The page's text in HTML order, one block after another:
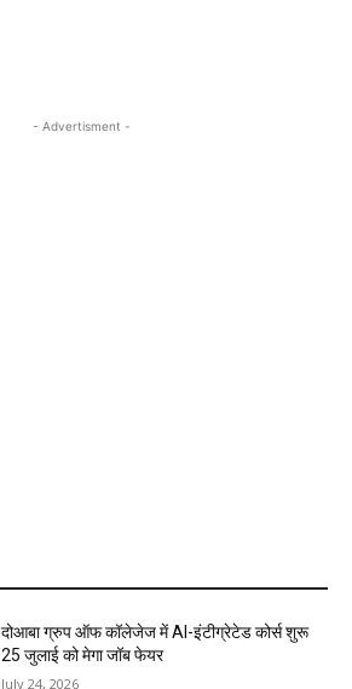
- Advertisment -
दोआबा ग्रुप ऑफ कॉलेजेज में AI-इंटीग्रेटेड कोर्स शुरू
25 जुलाई को मेगा जॉब फेयर
July 24, 2026